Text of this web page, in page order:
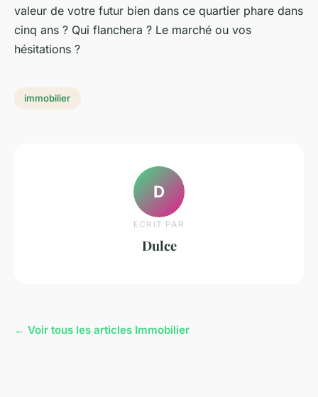
valeur de votre futur bien dans ce quartier phare dans
cinq ans ? Qui flanchera ? Le marché ou vos
hésitations ?
immobilier
D
ECRIT PAR
Dulce
← Voir tous les articles Immobilier